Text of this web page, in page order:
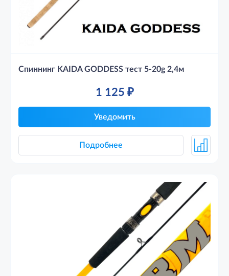
Спиннинг KAIDA GODDESS тест 5-20g 2,4м
1 125 ₽
Уведомить
Подробнее